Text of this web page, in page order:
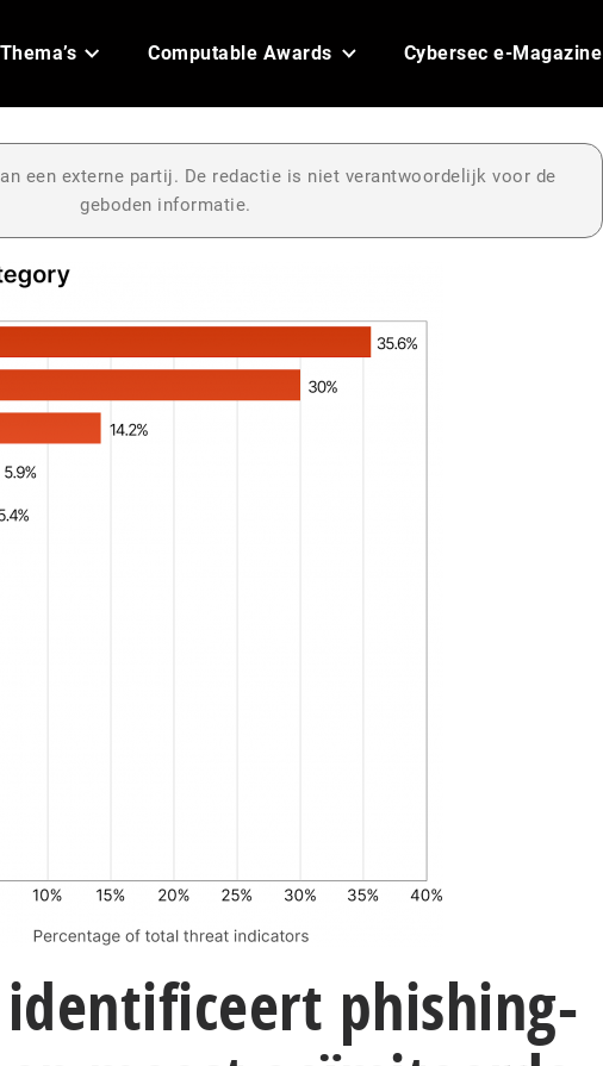
Thema’s Computable Awards Cybersec e-Magazine
een externe partij. De redactie is niet verantwoordelijk voor de
geboden informatie.
phishing-